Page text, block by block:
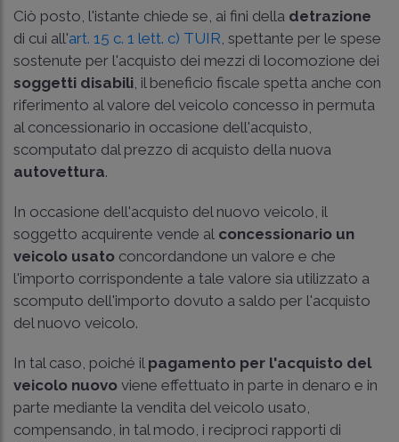
Ciò posto, l'istante chiede se, ai fini della detrazione
di cui all'art. 15 c. 1 lett. c) TUIR, spettante per le spese
sostenute per l'acquisto dei mezzi di locomozione dei
soggetti disabili, il beneficio fiscale spetta anche con
riferimento al valore del veicolo concesso in permuta
al concessionario in occasione dell'acquisto,
scomputato dal prezzo di acquisto della nuova
autovettura.
In occasione dell'acquisto del nuovo veicolo, il
soggetto acquirente vende al concessionario un
veicolo usato concordandone un valore e che
l'importo corrispondente a tale valore sia utilizzato a
scomputo dell'importo dovuto a saldo per l'acquisto
del nuovo veicolo.
In tal caso, poiché il pagamento per l'acquisto del
veicolo nuovo viene effettuato in parte in denaro e in
parte mediante la vendita del veicolo usato,
compensando, in tal modo, i reciproci rapporti di